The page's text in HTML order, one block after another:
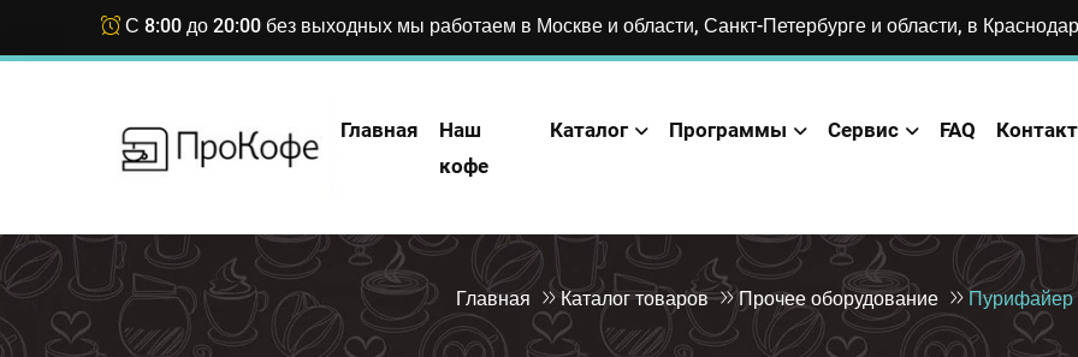
С 8:00 до 20:00 без выходных мы работаем в Москве и области, Санкт-Петербурге и области, в
Главная
Наш
кофе
Каталог Программы Сервис FAQ
Главная Каталог товаров Прочее оборудование Пурифайер